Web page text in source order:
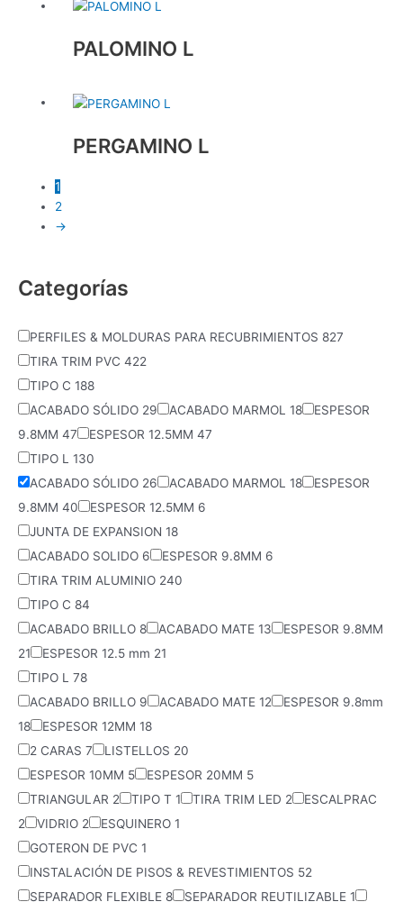
Categorías
PERFILES & MOLDURAS PARA RECUBRIMIENTOS 827
TIRA TRIM PVC 422
TIPO C 188
ACABADO SÓLIDO 29 ACABADO MARMOL 18
ESPESOR
9.8MM 47 ESPESOR 12.5MM 47
TIPO L 130
ACABADO SÓLIDO 26 ACABADO MARMOL 18
ESPESOR
9.8MM 40 ESPESOR 12.5MM 6
JUNTA DE EXPANSION 18
ACABADO SOLIDO 6 ESPESOR 9.8MM 6
TIRA TRIM ALUMINIO 240
TIPO C 84
ACABADO BRILLO 8 ACABADO MATE 13
ESPESOR 9.8MM
21
ESPESOR 12.5 mm 21
TIPO L 78
ACABADO BRILLO 9 ACABADO MATE 12
ESPESOR 9.8mm
18
ESPESOR 12MM 18
2 CARAS 7 LISTELLOS 20
ESPESOR 10MM 5 ESPESOR 20MM 5
TRIANGULAR 2 TIPO T 1 TIRA TRIM LED 2
ESCALPRAC
2
VIDRIO 2 ESQUINERO 1
GOTERON DE PVC 1
INSTALACIÓN DE PISOS & REVESTIMIENTOS 52
SEPARADOR FLEXIBLE 8 SEPARADOR REUTILIZABLE 1
PALOMINO L
PERGAMINO L
1
2
→